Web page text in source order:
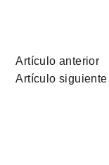
Artículo anterior
Artículo siguiente